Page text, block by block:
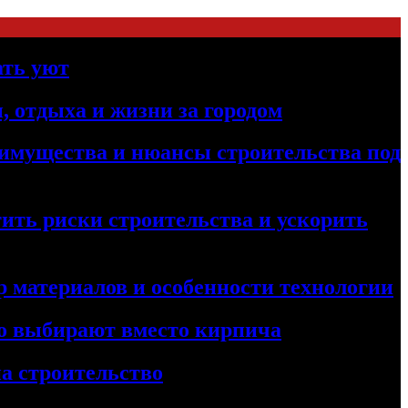
уют
отдыха и жизни за городом
и нюансы строительства под
риски строительства и ускорить
и особенности технологии
выбирают вместо кирпича
строительство